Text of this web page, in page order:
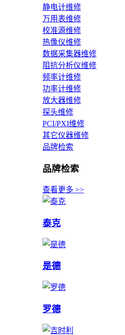
静电计维修
万用表维修
校准源维修
热像仪维修
数据采集器维修
阻抗分析仪维修
频率计维修
功率计维修
放大器维修
探头维修
PCI/PXI维修
其它仪器维修
品牌检索
品牌检索
查看更多 >>
泰克
是德
罗德